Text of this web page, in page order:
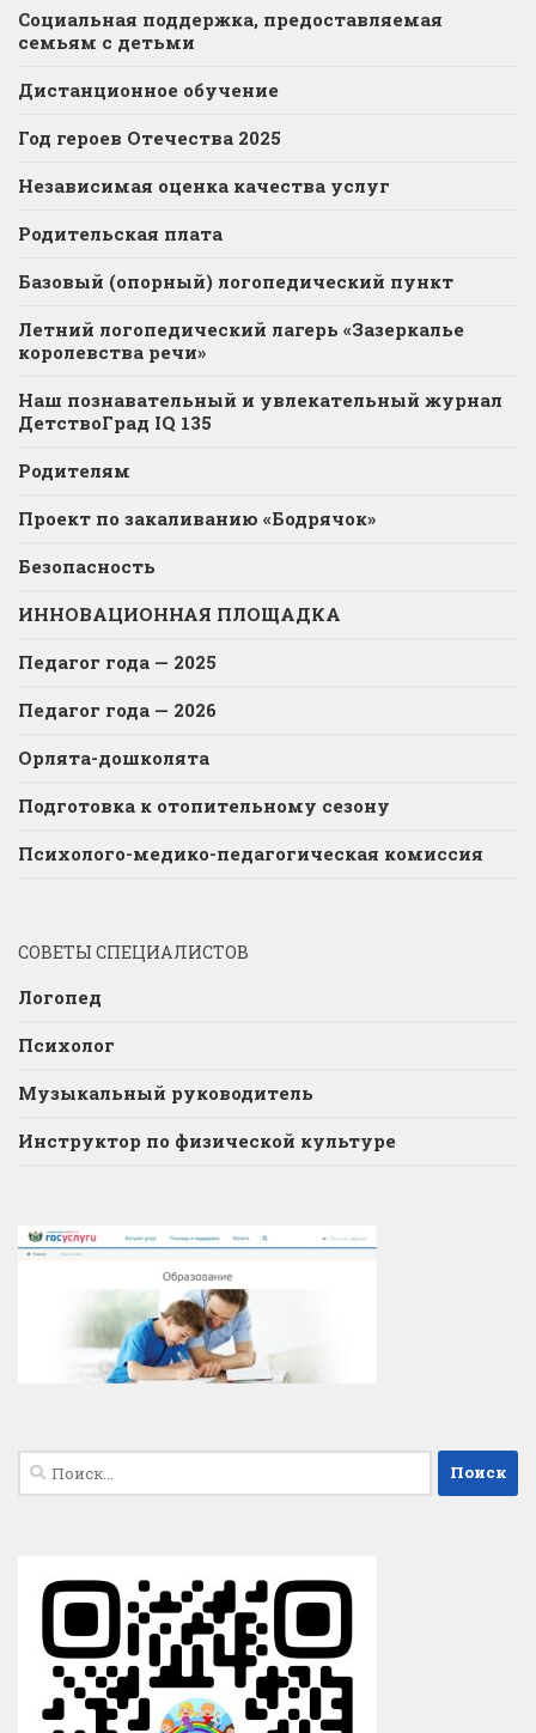
Социальная поддержка, предоставляемая
семьям с детьми
Дистанционное обучение
Год героев Отечества 2025
Независимая оценка качества услуг
Родительская плата
Базовый (опорный) логопедический пункт
Летний логопедический лагерь «Зазеркалье
королевства речи»
Наш познавательный и увлекательный журнал
ДетствоГрад IQ 135
Родителям
Проект по закаливанию «Бодрячок»
Безопасность
ИННОВАЦИОННАЯ ПЛОЩАДКА
Педагог года — 2025
Педагог года — 2026
Орлята-дошколята
Подготовка к отопительному сезону
Психолого-медико-педагогическая комиссия
СОВЕТЫ СПЕЦИАЛИСТОВ
Логопед
Психолог
Музыкальный руководитель
Инструктор по физической культуре
Найти: